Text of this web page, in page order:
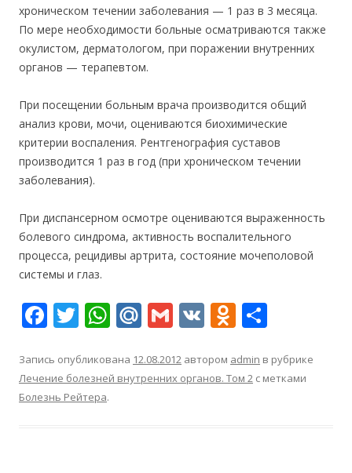
хроническом течении заболевания — 1 раз в 3 месяца.
По мере необходимости больные осматриваются также
окулистом, дерматологом, при поражении внутренних
органов — терапевтом.
При посещении больным врача производится общий
анализ крови, мочи, оцениваются биохимические
критерии воспаления. Рентгенография суставов
производится 1 раз в год (при хроническом течении
заболевания).
При диспансерном осмотре оцениваются выраженность
болевого синдрома, активность воспалительного
процесса, рецидивы артрита, состояние мочеполовой
системы и глаз.
F
e
b
T
itt
er
W
at
s
M
l.
R
G
ai
l
V O
n
o
п
р
Запись опубликована 12.08.2012 автором admin в рубрике
Лечение болезней внутренних органов. Том 2 с метками
Болезнь Рейтера.